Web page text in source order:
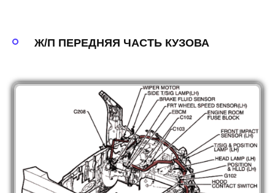
Ж/П ПЕРЕДНЯЯ ЧАСТЬ КУЗОВА